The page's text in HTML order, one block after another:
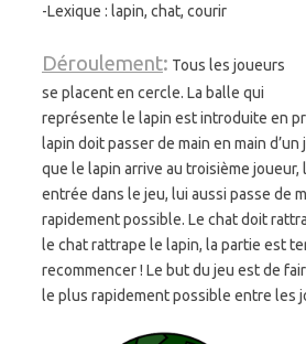
-Lexique : lapin, chat, courir
Déroulement: Tous les joueurs
se placent en cercle. La balle qui
représente le lapin est introduite en
lapin doit passer de main en main d’un
que le lapin arrive au troisième
entrée dans le jeu, lui aussi passe de
rapidement possible. Le chat doit
le chat rattrape le lapin, la partie est
recommencer ! Le but du jeu est de
le plus rapidement possible entre les